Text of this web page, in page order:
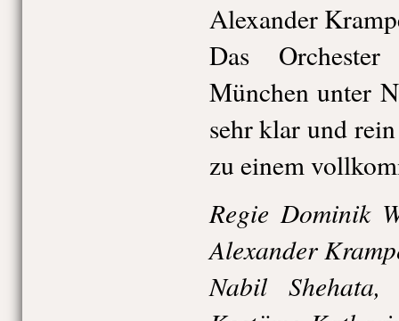
Alexander
Das
München unter
sehr klar und
zu einem
Regie Dominik
Alexander
Nabil